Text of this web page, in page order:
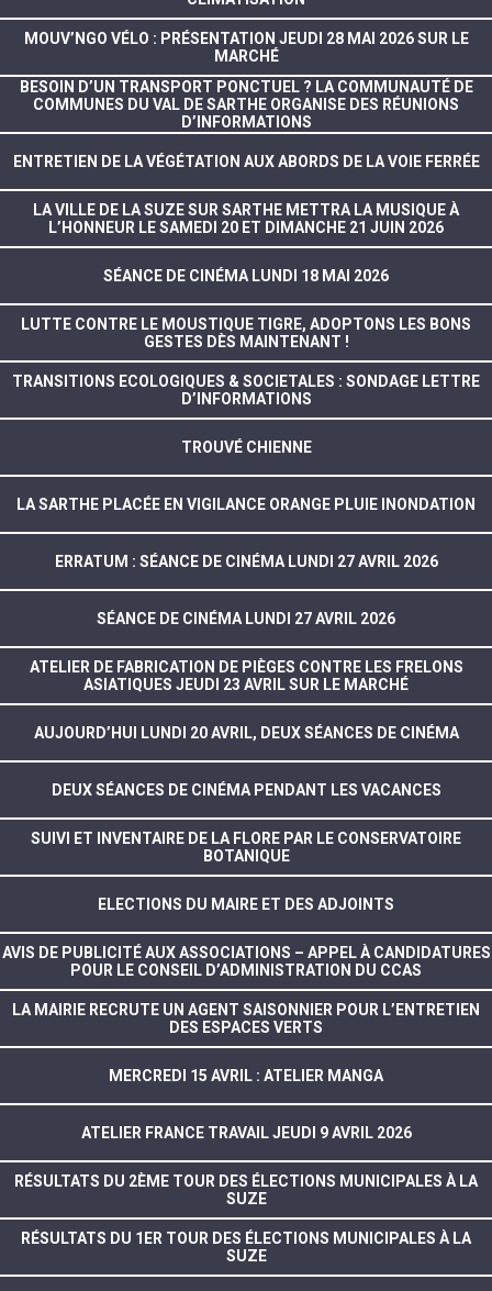
MOUV’NGO VÉLO : PRÉSENTATION JEUDI 28 MAI 2026 SUR LE
MARCHÉ
BESOIN D’UN TRANSPORT PONCTUEL ? LA COMMUNAUTÉ DE
COMMUNES DU VAL DE SARTHE ORGANISE DES RÉUNIONS
D’INFORMATIONS
ENTRETIEN DE LA VÉGÉTATION AUX ABORDS DE LA VOIE FERRÉE
LA VILLE DE LA SUZE SUR SARTHE METTRA LA MUSIQUE À
L’HONNEUR LE SAMEDI 20 ET DIMANCHE 21 JUIN 2026
SÉANCE DE CINÉMA LUNDI 18 MAI 2026
LUTTE CONTRE LE MOUSTIQUE TIGRE, ADOPTONS LES BONS
GESTES DÈS MAINTENANT !
TRANSITIONS ECOLOGIQUES & SOCIETALES : SONDAGE LETTRE
D’INFORMATIONS
TROUVÉ CHIENNE
LA SARTHE PLACÉE EN VIGILANCE ORANGE PLUIE INONDATION
ERRATUM : SÉANCE DE CINÉMA LUNDI 27 AVRIL 2026
SÉANCE DE CINÉMA LUNDI 27 AVRIL 2026
ATELIER DE FABRICATION DE PIÈGES CONTRE LES FRELONS
ASIATIQUES JEUDI 23 AVRIL SUR LE MARCHÉ
AUJOURD’HUI LUNDI 20 AVRIL, DEUX SÉANCES DE CINÉMA
DEUX SÉANCES DE CINÉMA PENDANT LES VACANCES
SUIVI ET INVENTAIRE DE LA FLORE PAR LE CONSERVATOIRE
BOTANIQUE
ELECTIONS DU MAIRE ET DES ADJOINTS
AVIS DE PUBLICITÉ AUX ASSOCIATIONS – APPEL À CANDIDATURES
POUR LE CONSEIL D’ADMINISTRATION DU CCAS
LA MAIRIE RECRUTE UN AGENT SAISONNIER POUR L’ENTRETIEN
DES ESPACES VERTS
MERCREDI 15 AVRIL : ATELIER MANGA
ATELIER FRANCE TRAVAIL JEUDI 9 AVRIL 2026
RÉSULTATS DU 2ÈME TOUR DES ÉLECTIONS MUNICIPALES À LA
SUZE
RÉSULTATS DU 1ER TOUR DES ÉLECTIONS MUNICIPALES À LA
SUZE